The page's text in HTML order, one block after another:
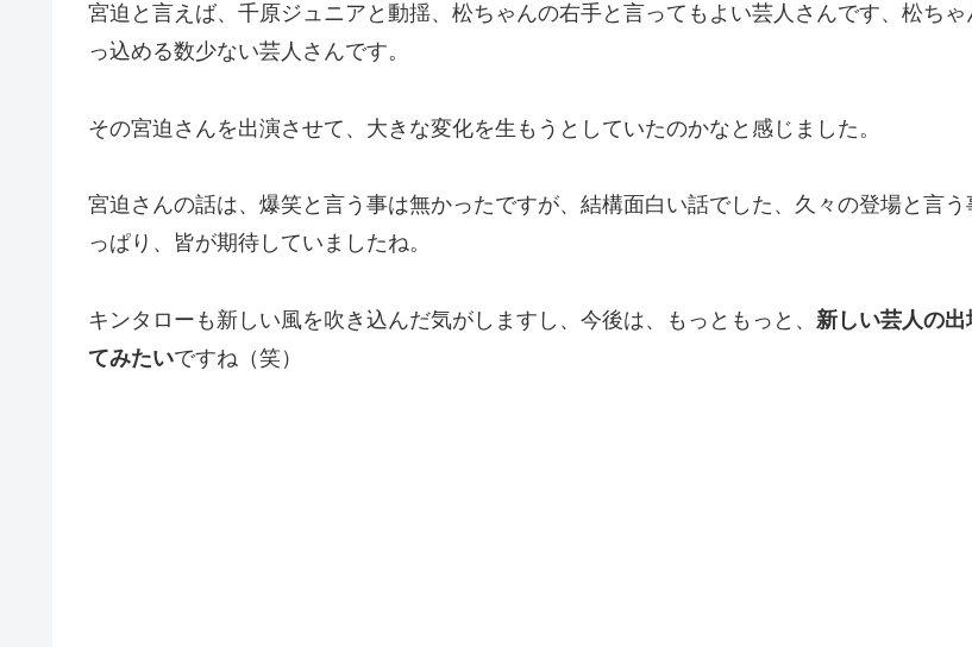
宮迫と言えば、千原ジュニアと動揺、松ちゃんの右手と言ってもよい芸人さんです、松ちゃ
っ込める数少ない芸人さんです。
その宮迫さんを出演させて、大きな変化を生もうとしていたのかなと感じました。
宮迫さんの話は、爆笑と言う事は無かったですが、結構面白い話でした、久々の登場と言う
っぱり、皆が期待していましたね。
キンタローも新しい風を吹き込んだ気がしますし、今後は、もっともっと、 新しい芸人の出
てみたいですね（笑）